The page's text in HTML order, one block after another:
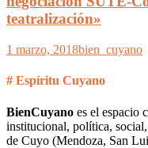
teatralización»
1 marzo, 2018bien_cuyano
# Espíritu Cuyano
BienCuyano es el espacio
institucional, política,
de Cuyo (Mendoza, San